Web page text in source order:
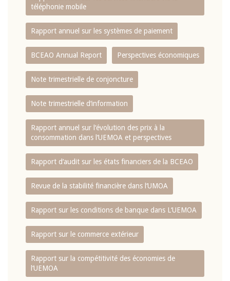
téléphonie mobile
Rapport annuel sur les systèmes de paiement
BCEAO Annual Report Perspectives économiques
Note trimestrielle de conjoncture
Note trimestrielle d‘information
Rapport annuel sur l‘évolution des prix à la
consommation dans l‘UEMOA et perspectives
Rapport d‘audit sur les états financiers de la BCEAO
Revue de la stabilité financière dans l‘UMOA
Rapport sur les conditions de banque dans L‘UEMOA
Rapport sur le commerce extérieur
Rapport sur la compétitivité des économies de
l‘UEMOA